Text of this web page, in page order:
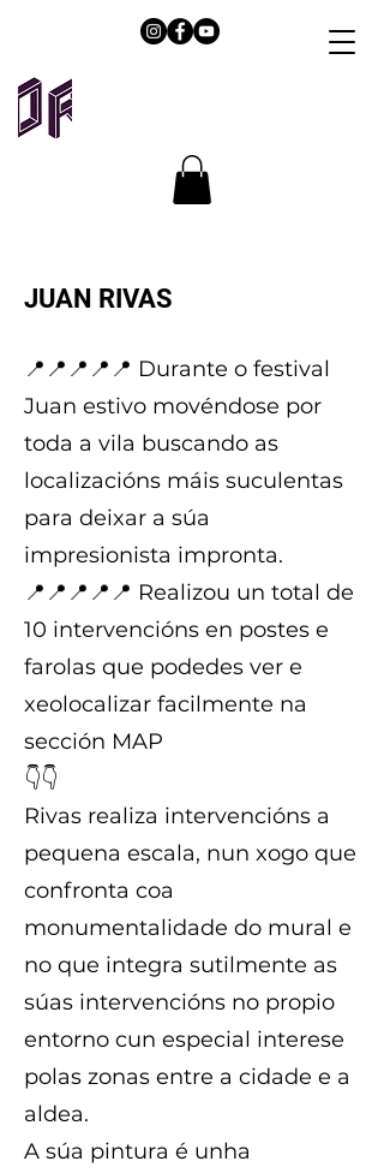
JUAN RIVAS
📍📍📍📍📍 Durante o festival
Juan estivo movéndose por
toda a vila buscando as
localizacións máis suculentas
para deixar a súa
impresionista impronta.
📍📍📍📍📍 Realizou un total de
10 intervencións en postes e
farolas que podedes ver e
xeolocalizar facilmente na
sección MAP
👇👇
Rivas realiza intervencións a
pequena escala, nun xogo que
confronta coa
monumentalidade do mural e
no que integra sutilmente as
súas intervencións no propio
entorno cun especial interese
polas zonas entre a cidade e a
aldea.
A súa pintura é unha